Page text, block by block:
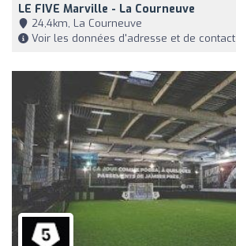
LE FIVE Marville - La Courneuve
24,4km, La Courneuve
Voir les données d'adresse et de contact